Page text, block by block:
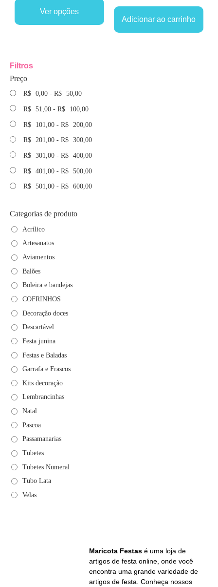
Ver opções
Adicionar ao carrinho
Filtros
Preço
R$ 0,00 - R$ 50,00
R$ 51,00 - R$ 100,00
R$ 101,00 - R$ 200,00
R$ 201,00 - R$ 300,00
R$ 301,00 - R$ 400,00
R$ 401,00 - R$ 500,00
R$ 501,00 - R$ 600,00
Categorias de produto
Acrílico
Artesanatos
Aviamentos
Balões
Boleira e bandejas
COFRINHOS
Decoração doces
Descartável
Festa junina
Festas e Baladas
Garrafa e Frascos
Kits decoração
Lembrancinhas
Natal
Pascoa
Passamanarias
Tubetes
Tubetes Numeral
Tubo Lata
Velas
Maricota Festas é uma loja de
artigos de festa online, onde você
encontra uma grande variedade de
artigos de festa. Conheça nossos